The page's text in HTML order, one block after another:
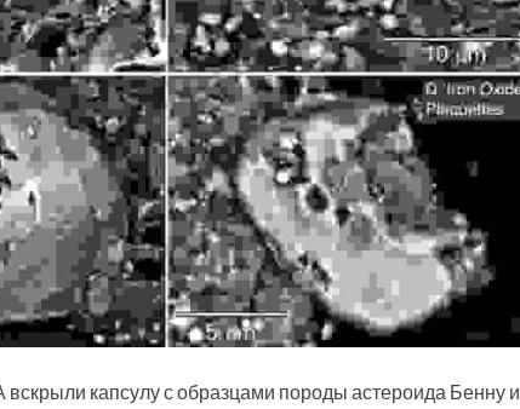
капсулу с образцами породы астероида Бенну и